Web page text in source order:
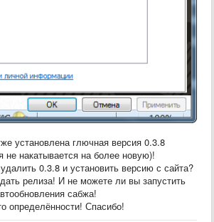
установлена глючная версия 0.3.8
накатывается на более новую)!
0.3.8 и установить версию с сайта?
релиза! И не можете ли вы запустить
сабжа!
определённости! Спасибо!